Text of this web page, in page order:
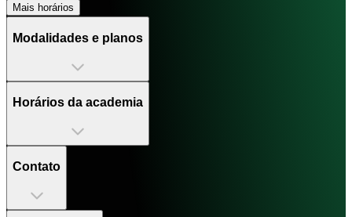
Mais horários
Modalidades e planos
Horários da academia
Contato